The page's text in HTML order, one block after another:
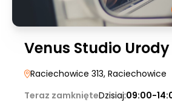
Venus Studio Urody
Raciechowice 313, Raciechowice
Teraz zamknięteDzisiaj:09:00-